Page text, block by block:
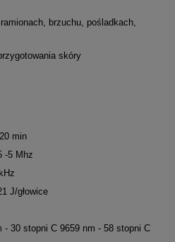
brzuchu, pośladkach,
skóry
min
-5 Mhz
J/głowice
- 30 stopni C 9659 nm - 58 stopni C